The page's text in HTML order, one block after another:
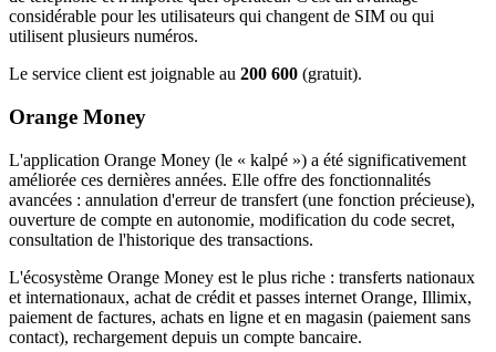
considérable pour les utilisateurs qui changent de SIM ou qui
utilisent plusieurs numéros.
Le service client est joignable au 200 600 (gratuit).
Orange Money
L'application Orange Money (le « kalpé ») a été significativement
améliorée ces dernières années. Elle offre des fonctionnalités
avancées : annulation d'erreur de transfert (une fonction précieuse),
ouverture de compte en autonomie, modification du code secret,
consultation de l'historique des transactions.
L'écosystème Orange Money est le plus riche : transferts nationaux
et internationaux, achat de crédit et passes internet Orange, Illimix,
paiement de factures, achats en ligne et en magasin (paiement sans
contact), rechargement depuis un compte bancaire.